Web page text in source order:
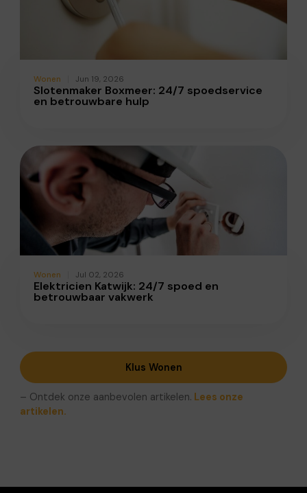
Wonen Jun 19, 2026
Slotenmaker Boxmeer: 24/7 spoedservice
en betrouwbare hulp
Wonen Jul 02, 2026
Elektricien Katwijk: 24/7 spoed en
betrouwbaar vakwerk
Klus Wonen
– Ontdek onze aanbevolen artikelen. Lees onze
artikelen.